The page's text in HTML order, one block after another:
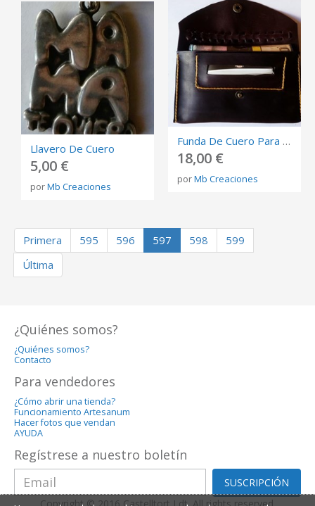
Funda De Cuero Para Tabaco De Liar
18,00 €
porMb Creaciones
Llavero De Cuero
5,00 €
porMb Creaciones
Primera 595 596 597 598
599
Última
¿Quiénes somos?
¿Quiénes somos?
Contacto
Para vendedores
¿Cómo abrir una tienda?
Funcionamiento Artesanum
Hacer fotos que vendan
AYUDA
Regístrese a nuestro boletín
SUSCRIPCIÓN